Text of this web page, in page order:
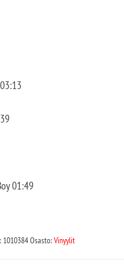
01:49
1010384Osasto:Vinyylit